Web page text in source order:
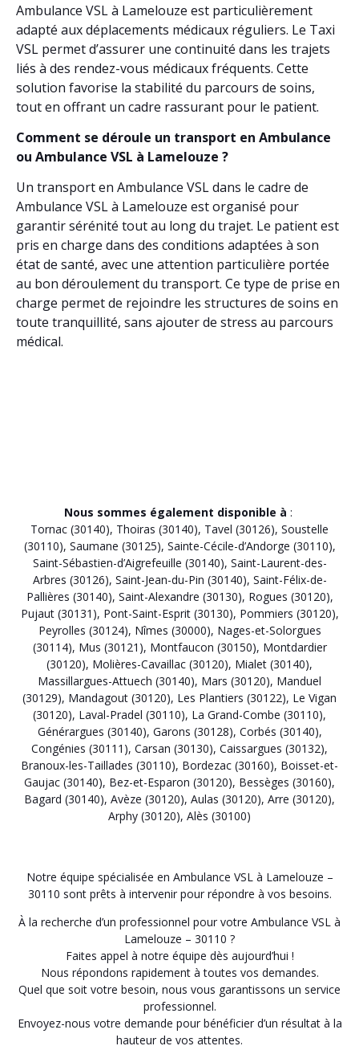
Ambulance VSL à Lamelouze est particulièrement
adapté aux déplacements médicaux réguliers. Le Taxi
VSL permet d’assurer une continuité dans les trajets
liés à des rendez-vous médicaux fréquents. Cette
solution favorise la stabilité du parcours de soins,
tout en offrant un cadre rassurant pour le patient.
Comment se déroule un transport en Ambulance
ou Ambulance VSL à Lamelouze ?
Un transport en Ambulance VSL dans le cadre de
Ambulance VSL à Lamelouze est organisé pour
garantir sérénité tout au long du trajet. Le patient est
pris en charge dans des conditions adaptées à son
état de santé, avec une attention particulière portée
au bon déroulement du transport. Ce type de prise en
charge permet de rejoindre les structures de soins en
toute tranquillité, sans ajouter de stress au parcours
médical.
Nous sommes également disponible à :
Tornac (30140), Thoiras (30140), Tavel (30126), Soustelle
(30110), Saumane (30125), Sainte-Cécile-d’Andorge (30110),
Saint-Sébastien-d’Aigrefeuille (30140), Saint-Laurent-des-
Arbres (30126), Saint-Jean-du-Pin (30140), Saint-Félix-de-
Pallières (30140), Saint-Alexandre (30130), Rogues (30120),
Pujaut (30131), Pont-Saint-Esprit (30130), Pommiers (30120),
Peyrolles (30124), Nîmes (30000), Nages-et-Solorgues
(30114), Mus (30121), Montfaucon (30150), Montdardier
(30120), Molières-Cavaillac (30120), Mialet (30140),
Massillargues-Attuech (30140), Mars (30120), Manduel
(30129), Mandagout (30120), Les Plantiers (30122), Le Vigan
(30120), Laval-Pradel (30110), La Grand-Combe (30110),
Générargues (30140), Garons (30128), Corbés (30140),
Congénies (30111), Carsan (30130), Caissargues (30132),
Branoux-les-Taillades (30110), Bordezac (30160), Boisset-et-
Gaujac (30140), Bez-et-Esparon (30120), Bessèges (30160),
Bagard (30140), Avèze (30120), Aulas (30120), Arre (30120),
Arphy (30120), Alès (30100)
Notre équipe spécialisée en Ambulance VSL à Lamelouze –
30110 sont prêts à intervenir pour répondre à vos besoins.
À la recherche d’un professionnel pour votre Ambulance VSL à
Lamelouze – 30110 ?
Faites appel à notre équipe dès aujourd’hui !
Nous répondons rapidement à toutes vos demandes.
Quel que soit votre besoin, nous vous garantissons un service
professionnel.
Envoyez-nous votre demande pour bénéficier d’un résultat à la
hauteur de vos attentes.